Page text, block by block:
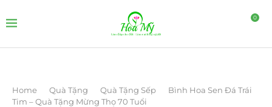
0
Home Quà Tặng Quà Tặng Sếp
Bình Hoa Sen Đá Trái
Tim – Quà Tặng Mừng Thọ 70 Tuổi